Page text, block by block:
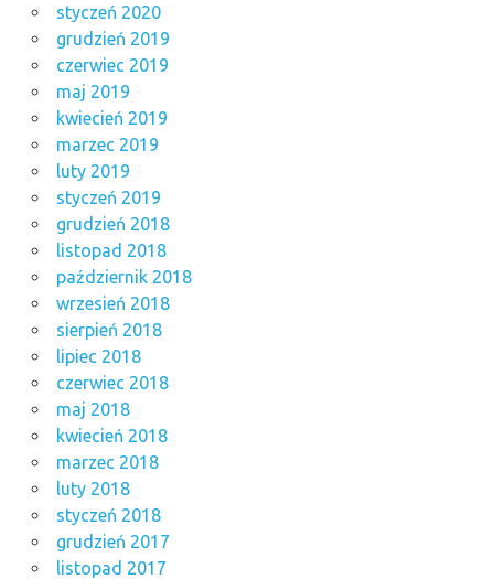
styczeń 2020
grudzień 2019
czerwiec 2019
maj 2019
kwiecień 2019
marzec 2019
luty 2019
styczeń 2019
grudzień 2018
listopad 2018
październik 2018
wrzesień 2018
sierpień 2018
lipiec 2018
czerwiec 2018
maj 2018
kwiecień 2018
marzec 2018
luty 2018
styczeń 2018
grudzień 2017
listopad 2017